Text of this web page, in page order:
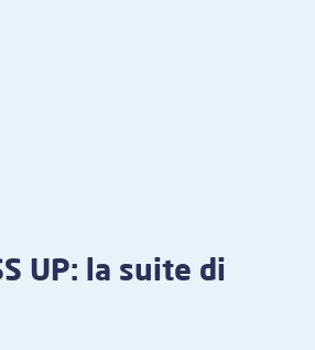
UP: la suite di